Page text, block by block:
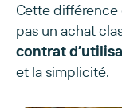
Cette différence
pas un achat
contrat
et la simplicité.